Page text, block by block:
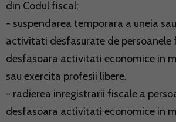
din Codul fiscal;
- suspendarea temporara a uneia
activitati desfasurate de persoanele
desfasoara activitati economice in
sau exercita profesii libere.
- radierea inregistrarii fiscale a
desfasoara activitati economice in